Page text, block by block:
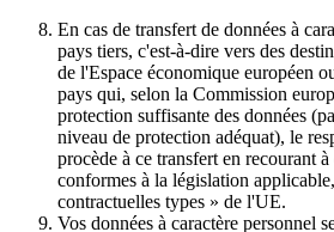
En cas de transfert de données à
pays tiers, c'est-à-dire vers des
de l'Espace économique européen
pays qui, selon la Commission
protection suffisante des données
niveau de protection adéquat), le
procède à ce transfert en recourant à
conformes à la législation
contractuelles types » de l'UE.
Vos données à caractère personnel